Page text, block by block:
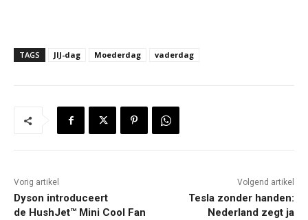
TAGS JIJ-dag Moederdag vaderdag
Vorig artikel
Dyson introduceert
de HushJet™ Mini Cool Fan
Volgend artikel
Tesla zonder handen:
Nederland zegt ja